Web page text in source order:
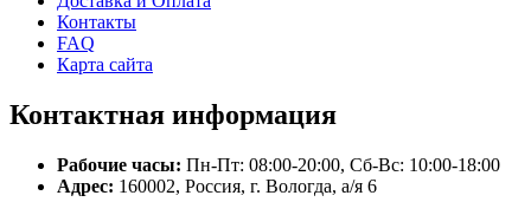
Контакты
FAQ
Карта сайта
Контактная информация
Рабочие часы: Пн-Пт: 08:00-20:00, Сб-Вс: 10:00-18:00
Адрес: 160002, Россия, г. Вологда, а/я 6